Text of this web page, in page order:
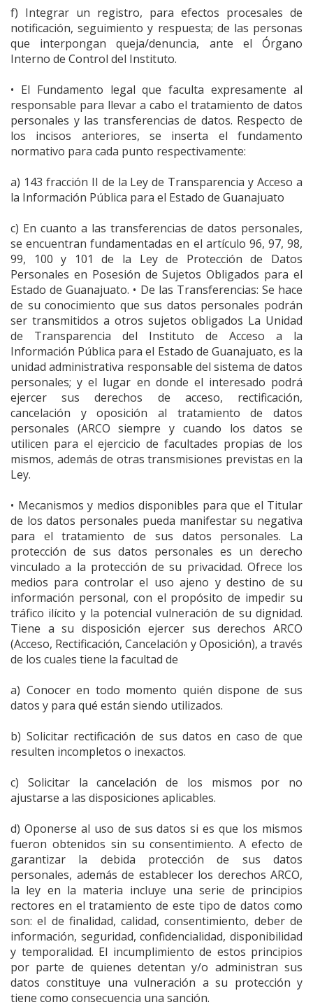
f) Integrar un registro, para efectos procesales de
notificación, seguimiento y respuesta; de las personas
que interpongan queja/denuncia, ante el Órgano
Interno de Control del Instituto.
• El Fundamento legal que faculta expresamente al
responsable para llevar a cabo el tratamiento de datos
personales y las transferencias de datos. Respecto de
los incisos anteriores, se inserta el fundamento
normativo para cada punto respectivamente:
a) 143 fracción II de la Ley de Transparencia y Acceso a
la Información Pública para el Estado de Guanajuato
c) En cuanto a las transferencias de datos personales,
se encuentran fundamentadas en el artículo 96, 97, 98,
99, 100 y 101 de la Ley de Protección de Datos
Personales en Posesión de Sujetos Obligados para el
Estado de Guanajuato. • De las Transferencias: Se hace
de su conocimiento que sus datos personales podrán
ser transmitidos a otros sujetos obligados La Unidad
de Transparencia del Instituto de Acceso a la
Información Pública para el Estado de Guanajuato, es la
unidad administrativa responsable del sistema de datos
personales; y el lugar en donde el interesado podrá
ejercer sus derechos de acceso, rectificación,
cancelación y oposición al tratamiento de datos
personales (ARCO siempre y cuando los datos se
utilicen para el ejercicio de facultades propias de los
mismos, además de otras transmisiones previstas en la
Ley.
• Mecanismos y medios disponibles para que el Titular
de los datos personales pueda manifestar su negativa
para el tratamiento de sus datos personales. La
protección de sus datos personales es un derecho
vinculado a la protección de su privacidad. Ofrece los
medios para controlar el uso ajeno y destino de su
información personal, con el propósito de impedir su
tráfico ilícito y la potencial vulneración de su dignidad.
Tiene a su disposición ejercer sus derechos ARCO
(Acceso, Rectificación, Cancelación y Oposición), a través
de los cuales tiene la facultad de
a) Conocer en todo momento quién dispone de sus
datos y para qué están siendo utilizados.
b) Solicitar rectificación de sus datos en caso de que
resulten incompletos o inexactos.
c) Solicitar la cancelación de los mismos por no
ajustarse a las disposiciones aplicables.
d) Oponerse al uso de sus datos si es que los mismos
fueron obtenidos sin su consentimiento. A efecto de
garantizar la debida protección de sus datos
personales, además de establecer los derechos ARCO,
la ley en la materia incluye una serie de principios
rectores en el tratamiento de este tipo de datos como
son: el de finalidad, calidad, consentimiento, deber de
información, seguridad, confidencialidad, disponibilidad
y temporalidad. El incumplimiento de estos principios
por parte de quienes detentan y/o administran sus
datos constituye una vulneración a su protección y
tiene como consecuencia una sanción.